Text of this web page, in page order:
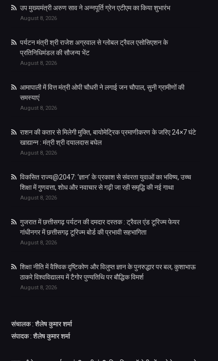
उप मुख्यमंत्री अरुण साव ने अन्नपूर्ति ग्रेन एटीएम का किया शुभारंभ
August 8, 2026
पर्यटन मंत्री श्री राजेश अग्रवाल से ग्लोबल ट्रैवल एसोसिएशन के
प्रतिनिधिमंडल की सौजन्य भेंट
August 8, 2026
आमापाली में वित्त मंत्री ओपी चौधरी ने लगाई जन चौपाल, सुनी ग्रामीणों की
समस्याएं
August 8, 2026
राशन की कतार से मिलेगी मुक्ति, बायोमेट्रिक प्रमाणीकरण के जरिए 24×7 घंटे
खाद्यान्न : मंत्री श्री दयालदास बघेल
August 8, 2026
विकसित राज्य@2047: ‘ज्ञान’ के प्रकाश से संवरता युवाओं का भविष्य, उच्च
शिक्षा में गुणवत्ता, शोध और नवाचार से गढ़ी जा रही समृद्धि की नई गाथा
August 8, 2026
गुजरात में छत्तीसगढ़ पर्यटन की दमदार दस्तक : ट्रैवल एंड टूरिज्म फेयर
गांधीनगर में छत्तीसगढ़ टूरिज्म बोर्ड की प्रभावी सहभागिता
August 8, 2026
शिक्षा नीति में वैश्विक दृष्टिकोण और विलुप्त ज्ञान के पुनरुद्धार पर बल, कुशाभाऊ
ठाकरे विश्वविद्यालय में टैगोर पुण्यतिथि पर बौद्धिक विमर्श
August 8, 2026
संचालक : शैलेष कुमार शर्मा
संपादक : शैलेष कुमार शर्मा